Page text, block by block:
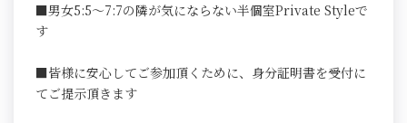
■男女5:5～7:7の隣が気にならない半個室Private Styleで
す
■皆様に安心してご参加頂くために、身分証明書を受付に
てご提示頂きます